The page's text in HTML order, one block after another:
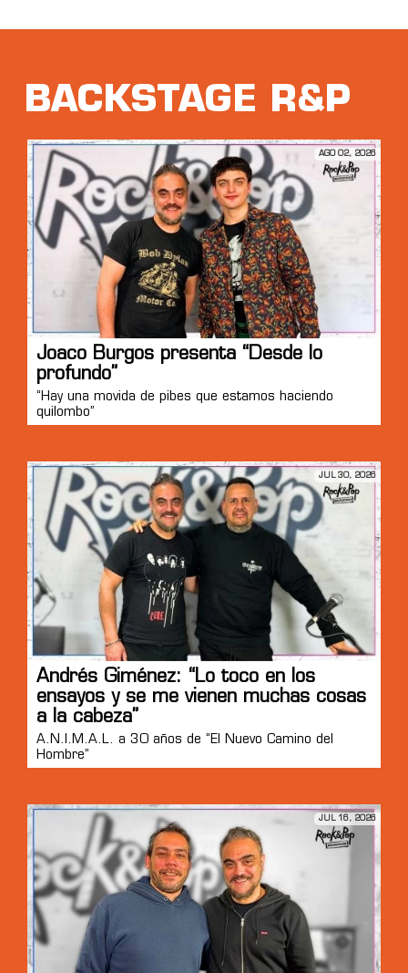
BACKSTAGE R&P
AGO 02, 2026
Joaco Burgos presenta “Desde lo
profundo”
“Hay una movida de pibes que estamos haciendo
quilombo”
JUL 30, 2026
Andrés Giménez: “Lo toco en los
ensayos y se me vienen muchas cosas
a la cabeza”
A.N.I.M.A.L. a 30 años de “El Nuevo Camino del
Hombre”
JUL 16, 2026